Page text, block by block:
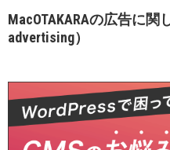
MacOTAKARAの広告に関
advertising）